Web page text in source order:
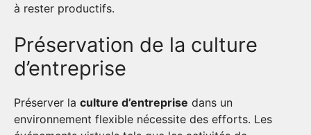
à rester productifs.
Préservation de la culture
d’entreprise
Préserver la culture d’entreprise dans un
environnement flexible nécessite des efforts. Les